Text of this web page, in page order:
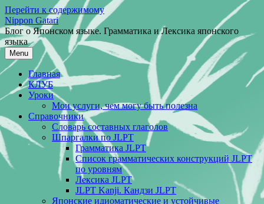
Перейти к содержимому
Nippon Gatari
Блог о Японском языке. Грамматика и Лексика японского
языка
Menu
Главная
КЛУБ
Уроки
Мои услуги, чем могу быть полезна
Справочники
Словарь составных глаголов
Шпаргалки по JLPT
Грамматика JLPT
Список грамматических конструкций JLPT
по уровням
Лексика JLPT
JLPT Kanji. Кандзи JLPT
Японские идиоматические и устойчивые